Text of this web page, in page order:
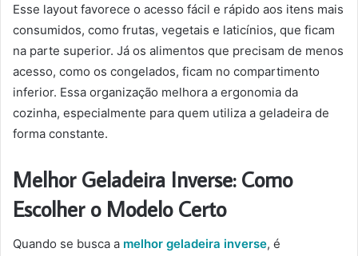
Esse layout favorece o acesso fácil e rápido aos itens mais
consumidos, como frutas, vegetais e laticínios, que ficam
na parte superior. Já os alimentos que precisam de menos
acesso, como os congelados, ficam no compartimento
inferior. Essa organização melhora a ergonomia da
cozinha, especialmente para quem utiliza a geladeira de
forma constante.
Melhor Geladeira Inverse: Como
Escolher o Modelo Certo
Quando se busca a melhor geladeira inverse, é